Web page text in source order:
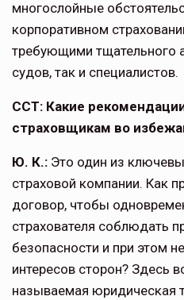
многослойные
корпоративном
требующими тщательного
судов, так и специалистов.
ССТ: Какие
страховщикам во
Ю. К.: Это один из
страховой компании. Как
договор, чтобы
страхователя соблюдать
безопас­ности и при этом
интересов сторон? Здесь
называемая юридическая